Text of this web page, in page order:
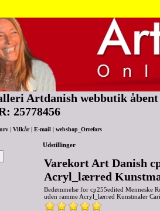
Artdanish webbutik
25778456
Vilkår| E-mail webshop_Orrefors
Udstillinger
Varekort Art Danish
Acryl_lærred
Bedømmelse for cp255edited Menneske
uden ramme Acryl_lærred Kunstmaler